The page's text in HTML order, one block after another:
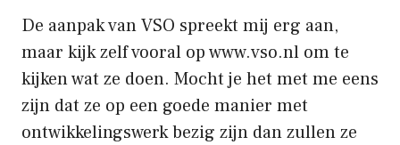
De aanpak van VSO spreekt mij erg aan,
maar kijk zelf vooral op www.vso.nl om te
kijken wat ze doen. Mocht je het met me eens
zijn dat ze op een goede manier met
ontwikkelingswerk bezig zijn dan zullen ze